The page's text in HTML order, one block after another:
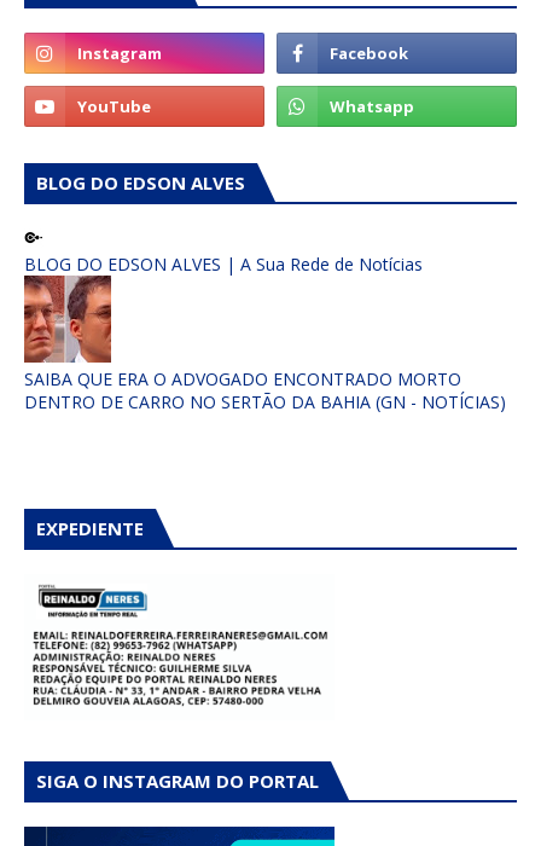
BLOG DO EDSON ALVES
BLOG DO EDSON ALVES | A Sua Rede de Notícias
SAIBA QUE ERA O ADVOGADO ENCONTRADO MORTO
DENTRO DE CARRO NO SERTÃO DA BAHIA (GN - NOTÍCIAS)
EXPEDIENTE
SIGA O INSTAGRAM DO PORTAL